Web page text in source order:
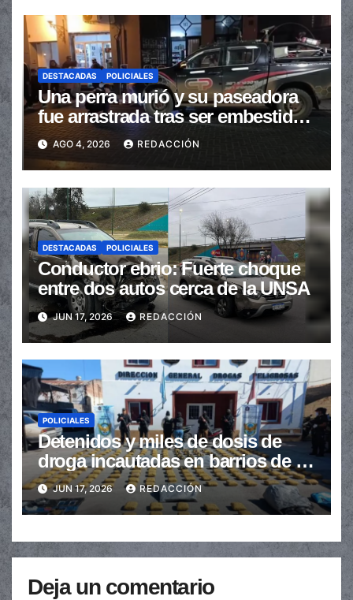
DESTACADAS POLICIALES
Una perra murió y su paseadora
fue arrastrada tras ser embestidas
en la senda peatonal
AGO 4, 2026 REDACCIÓN
DESTACADAS POLICIALES
Conductor ebrio: Fuerte choque
entre dos autos cerca de la UNSA
JUN 17, 2026 REDACCIÓN
POLICIALES
Detenidos y miles de dosis de
droga incautadas en barrios de la
provincia
JUN 17, 2026 REDACCIÓN
Deja un comentario